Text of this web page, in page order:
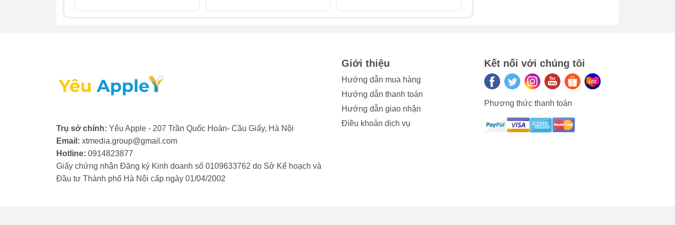
Khi nào bạn cần thay kính camera iPad Gen 8? Dưới đây là những dấu hiệu quan trọng bạn cần lưu ý để
- Ảnh chụp bị mờ, nhòe: Nếu chất lượng ảnh chụp của bạn đột nhiên giảm sút, không còn sắc nét như ban
đầu, có thể kính camera đã bị trầy xước hoặc xuất hiện các vết nứt nhỏ mà mắt thường khó nhận thấy. Đây là
- Ảnh có vệt sáng hoặc đốm lạ: Khi kính camera bị xước sâu hoặc dính bụi bẩn, bạn sẽ thấy những vệt sáng
bất thường hoặc đốm đen, đốm trắng xuất hiện trên ảnh. Tình trạng này chỉ có thể khắc phục triệt để bằng
cách thay kính camera iPad mới.
- Kính camera bị lỏng, bong tróc: Keo dán giữa kính và khung máy bị lão hóa hoặc va đập có thể khiến kính
Trụ sở chính: Yêu Apple - 207 Trần Quốc Hoàn- Cầu Giấy, Hà Nội
Email: xtmedia.group@gmail.com
Hotline: 0914823877
Giấy chứng nhận Đăng ký Kinh doanh số 0109633762 do Sở Kế hoạch và
Đầu tư Thành phố Hà Nội cấp ngày 01/04/2002
Giới thiệu
Hướng dẫn mua hàng
Hướng dẫn thanh toán
Hướng dẫn giao nhận
Điều khoản dịch vụ
Kết nối với chúng tôi
Phương thức thanh toán